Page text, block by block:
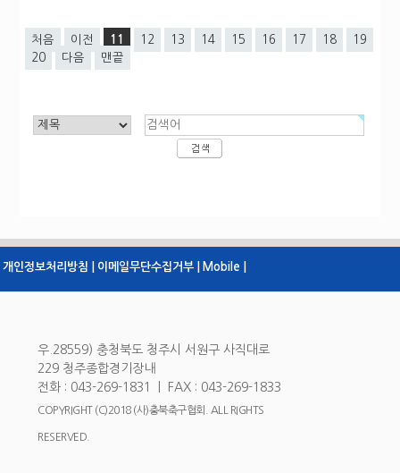
처음 이전 11 12 13 14 15 16 17 18
19
20
다음 맨끝
개인정보처리방침 | 이메일무단수집거부 | Mobile |
우.28559) 충청북도 청주시 서원구 사직대로
229 청주종합경기장내
전화 : 043-269-1831 | FAX : 043-269-1833
COPYRIGHT (C)2018 (사)충북축구협회. ALL RIGHTS
RESERVED.